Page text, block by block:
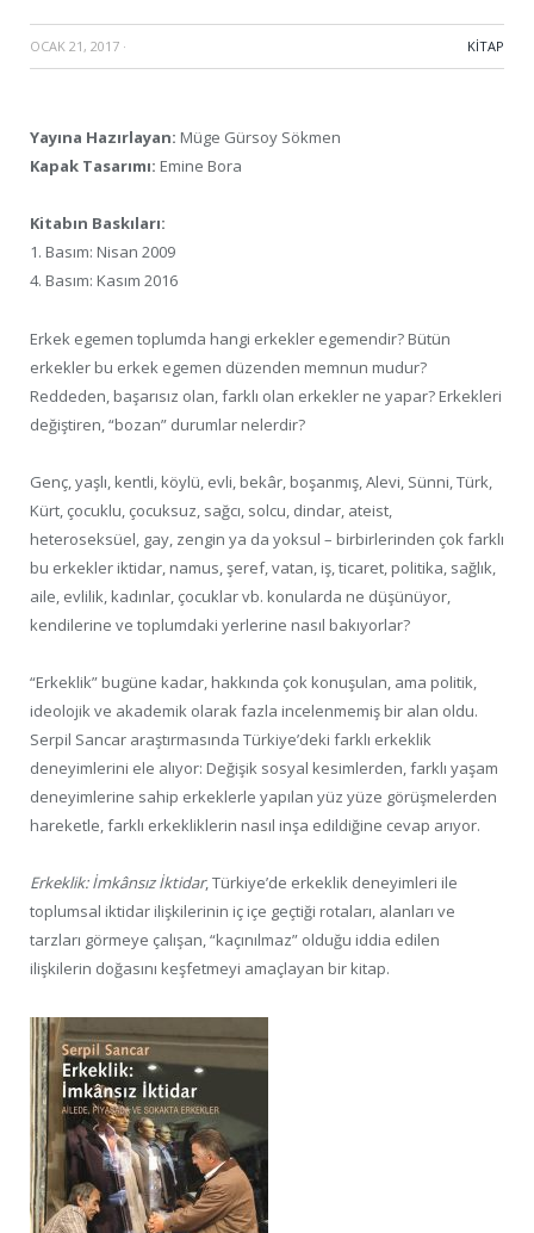
OCAK 21, 2017 · KITAP
Yayına Hazırlayan: Müge Gürsoy Sökmen
Kapak Tasarımı: Emine Bora
Kitabın Baskıları:
1. Basım: Nisan 2009
4. Basım: Kasım 2016
Erkek egemen toplumda hangi erkekler egemendir? Bütün
erkekler bu erkek egemen düzenden memnun mudur?
Reddeden, başarısız olan, farklı olan erkekler ne yapar? Erkekleri
değiştiren, “bozan” durumlar nelerdir?
Genç, yaşlı, kentli, köylü, evli, bekâr, boşanmış, Alevi, Sünni, Türk,
Kürt, çocuklu, çocuksuz, sağcı, solcu, dindar, ateist,
heteroseksüel, gay, zengin ya da yoksul – birbirlerinden çok farklı
bu erkekler iktidar, namus, şeref, vatan, iş, ticaret, politika, sağlık,
aile, evlilik, kadınlar, çocuklar vb. konularda ne düşünüyor,
kendilerine ve toplumdaki yerlerine nasıl bakıyorlar?
“Erkeklik” bugüne kadar, hakkında çok konuşulan, ama politik,
ideolojik ve akademik olarak fazla incelenmemiş bir alan oldu.
Serpil Sancar araştırmasında Türkiye’deki farklı erkeklik
deneyimlerini ele alıyor: Değişik sosyal kesimlerden, farklı yaşam
deneyimlerine sahip erkeklerle yapılan yüz yüze görüşmelerden
hareketle, farklı erkekliklerin nasıl inşa edildiğine cevap arıyor.
Erkeklik: İmkânsız İktidar, Türkiye’de erkeklik deneyimleri ile
toplumsal iktidar ilişkilerinin iç içe geçtiği rotaları, alanları ve
tarzları görmeye çalışan, “kaçınılmaz” olduğu iddia edilen
ilişkilerin doğasını keşfetmeyi amaçlayan bir kitap.